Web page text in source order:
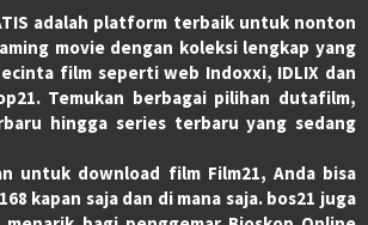
adalah platform terbaik untuk nonton
movie dengan koleksi lengkap yang
film seperti web Indoxxi, IDLIX dan
Temukan berbagai pilihan dutafilm,
hingga series terbaru yang sedang
untuk download film Film21, Anda bisa
kapan saja dan di mana saja. bos21 juga